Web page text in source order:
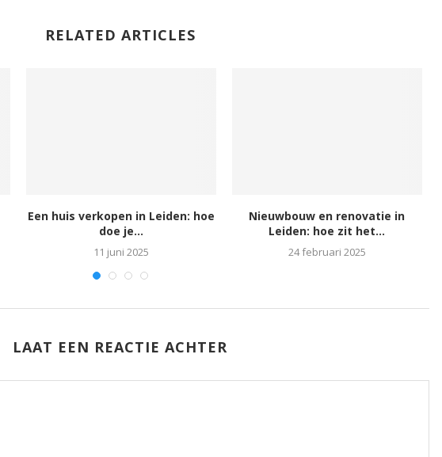
RELATED ARTICLES
Een huis verkopen in Leiden: hoe
doe je...
11 juni 2025
Nieuwbouw en renovatie in
Leiden: hoe zit het...
24 februari 2025
LAAT EEN REACTIE ACHTER